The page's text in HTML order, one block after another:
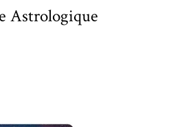
Astrologique